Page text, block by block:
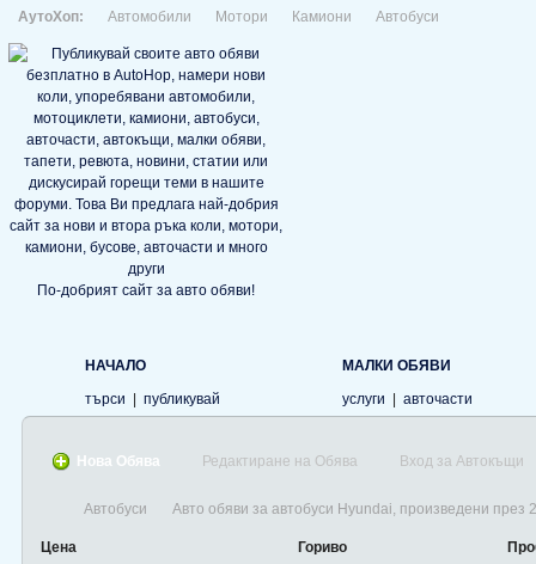
АутоХоп: Автомобили Мотори Камиони Автобуси
По-добрият сайт за авто обяви!
НАЧАЛО
търси
публикувай
МАЛКИ ОБЯВИ
услуги
авточасти
Нова Обява Редактиране на Обява Вход за Автокъщи
Автобуси Авто обяви за автобуси Hyundai, произведени през
Цена Гориво